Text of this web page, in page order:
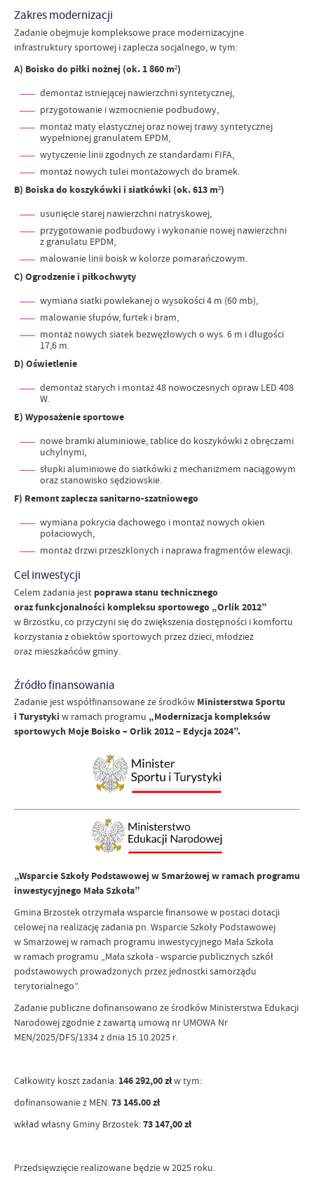
Zakres modernizacji
Zadanie obejmuje kompleksowe prace modernizacyjne
infrastruktury sportowej i zaplecza socjalnego, w tym:
A) Boisko do piłki nożnej (ok. 1 860 m²)
demontaż istniejącej nawierzchni syntetycznej,
przygotowanie i wzmocnienie podbudowy,
montaż maty elastycznej oraz nowej trawy syntetycznej
wypełnionej granulatem EPDM,
wytyczenie linii zgodnych ze standardami FIFA,
montaż nowych tulei montażowych do bramek.
B) Boiska do koszykówki i siatkówki (ok. 613 m²)
usunięcie starej nawierzchni natryskowej,
przygotowanie podbudowy i wykonanie nowej nawierzchni
z granulatu EPDM,
malowanie linii boisk w kolorze pomarańczowym.
C) Ogrodzenie i piłkochwyty
wymiana siatki powlekanej o wysokości 4 m (60 mb),
malowanie słupów, furtek i bram,
montaż nowych siatek bezwęzłowych o wys. 6 m i długości
17,6 m.
D) Oświetlenie
demontaż starych i montaż 48 nowoczesnych opraw LED 408
W.
E) Wyposażenie sportowe
nowe bramki aluminiowe, tablice do koszykówki z obręczami
uchylnymi,
słupki aluminiowe do siatkówki z mechanizmem naciągowym
oraz stanowisko sędziowskie.
F) Remont zaplecza sanitarno-szatniowego
wymiana pokrycia dachowego i montaż nowych okien
połaciowych,
montaż drzwi przeszklonych i naprawa fragmentów elewacji.
Cel inwestycji
Celem zadania jest poprawa stanu technicznego
oraz funkcjonalności kompleksu sportowego „Orlik 2012”
w Brzostku, co przyczyni się do zwiększenia dostępności i komfortu
korzystania z obiektów sportowych przez dzieci, młodzież
oraz mieszkańców gminy.
Źródło finansowania
Zadanie jest współfinansowane ze środków Ministerstwa Sportu
i Turystyki w ramach programu „Modernizacja kompleksów
sportowych Moje Boisko – Orlik 2012 – Edycja 2024”.
„Wsparcie Szkoły Podstawowej w Smarżowej w ramach programu
inwestycyjnego Mała Szkoła”
Gmina Brzostek otrzymała wsparcie finansowe w postaci dotacji
celowej na realizację zadania pn. Wsparcie Szkoły Podstawowej
w Smarżowej w ramach programu inwestycyjnego Mała Szkoła
w ramach programu „Mała szkoła - wsparcie publicznych szkół
podstawowych prowadzonych przez jednostki samorządu
terytorialnego”.
Zadanie publiczne dofinansowano ze środków Ministerstwa Edukacji
Narodowej zgodnie z zawartą umową nr UMOWA Nr
MEN/2025/DFS/1334 z dnia 15.10.2025 r.
Całkowity koszt zadania: 146 292,00 złw tym:
dofinansowanie z MEN:73 145.00 zł
wkład własny Gminy Brzostek:73 147,00 zł
Przedsięwzięcie realizowane będzie w 2025 roku.